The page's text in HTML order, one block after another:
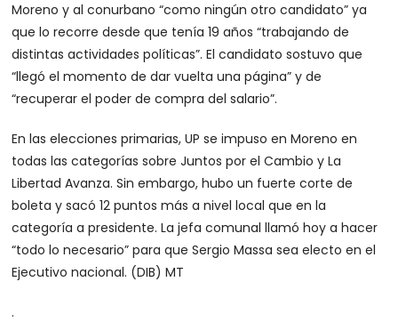
Moreno y al conurbano “como ningún otro candidato” ya
que lo recorre desde que tenía 19 años “trabajando de
distintas actividades políticas”. El candidato sostuvo que
“llegó el momento de dar vuelta una página” y de
“recuperar el poder de compra del salario”.
En las elecciones primarias, UP se impuso en Moreno en
todas las categorías sobre Juntos por el Cambio y La
Libertad Avanza. Sin embargo, hubo un fuerte corte de
boleta y sacó 12 puntos más a nivel local que en la
categoría a presidente. La jefa comunal llamó hoy a hacer
“todo lo necesario” para que Sergio Massa sea electo en el
Ejecutivo nacional. (DIB) MT
.